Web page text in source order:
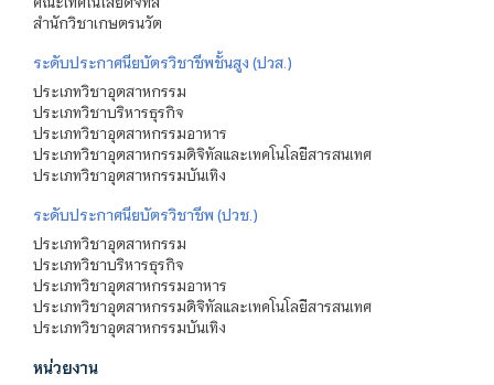
สำนักวิชาเกษตรนวัต
ระดับประกาศนียบัตรวิชาชีพชั้นสูง (ปวส.)
ประเภทวิชาอุตสาหกรรม
ประเภทวิชาบริหารธุรกิจ
ประเภทวิชาอุตสาหกรรมอาหาร
ประเภทวิชาอุตสาหกรรมดิจิทัลและเทคโนโลยีสารสนเทศ
ประเภทวิชาอุตสาหกรรมบันเทิง
ระดับประกาศนียบัตรวิชาชีพ (ปวช.)
ประเภทวิชาอุตสาหกรรม
ประเภทวิชาบริหารธุรกิจ
ประเภทวิชาอุตสาหกรรมอาหาร
ประเภทวิชาอุตสาหกรรมดิจิทัลและเทคโนโลยีสารสนเทศ
ประเภทวิชาอุตสาหกรรมบันเทิง
หน่วยงาน